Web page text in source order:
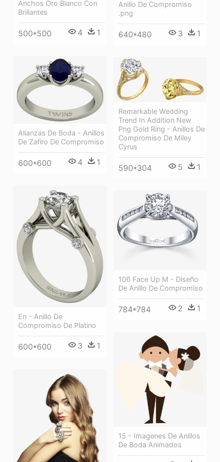
Anchos Oro Blanco Con
Brillantes
500*500 4 1
Anillo De Compromiso
.png
640*480 3 1
Alianzas De Boda - Anillos
De Zafiro De Compromiso
600*600 4 1
Remarkable Wedding
Trend In Addition New
Png Gold Ring - Anillos De
Compromiso De Miley
Cyrus
590*304 5 1
En - Anillo De
Compromiso De Platino
600*600 3 1
106 Face Up M - Diseño
De Anillo De Compromiso
784*784 2 1
15 - Imagenes De Anillos
De Boda Animados